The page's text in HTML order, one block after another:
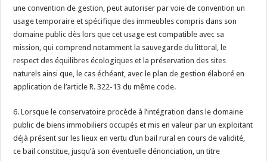
une convention de gestion, peut autoriser par voie de convention un
usage temporaire et spécifique des immeubles compris dans son
domaine public dès lors que cet usage est compatible avec sa
mission, qui comprend notamment la sauvegarde du littoral, le
respect des équilibres écologiques et la préservation des sites
naturels ainsi que, le cas échéant, avec le plan de gestion élaboré en
application de l’article R. 322-13 du même code.
6. Lorsque le conservatoire procède à l’intégration dans le domaine
public de biens immobiliers occupés et mis en valeur par un exploitant
déjà présent sur les lieux en vertu d’un bail rural en cours de validité,
ce bail constitue, jusqu’à son éventuelle dénonciation, un titre